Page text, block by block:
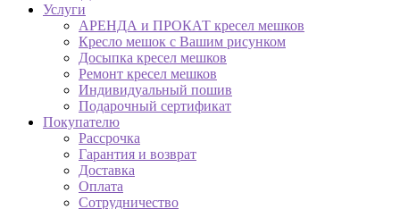
Услуги
АРЕНДА и ПРОКАТ кресел мешков
Кресло мешок с Вашим рисунком
Досыпка кресел мешков
Ремонт кресел мешков
Индивидуальный пошив
Подарочный сертификат
Покупателю
Рассрочка
Гарантия и возврат
Доставка
Оплата
Сотрудничество